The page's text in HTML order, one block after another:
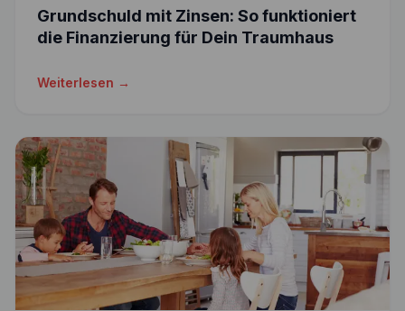
Grundschuld mit Zinsen: So funktioniert
die Finanzierung für Dein Traumhaus
Weiterlesen →